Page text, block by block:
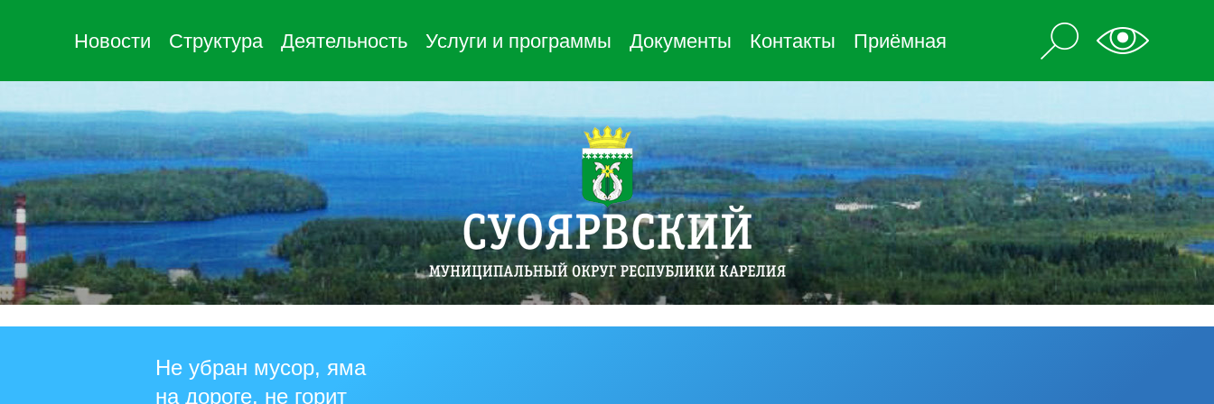
Новости Структура Деятельность Услуги и программы Документы Контакты Приёмная
Не убран мусор, яма
на дороге, не горит